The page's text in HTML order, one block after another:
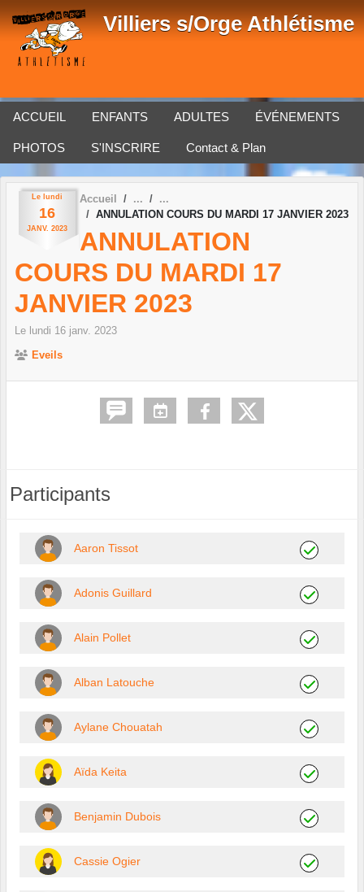
Villiers s/Orge Athlétisme
ACCUEIL ENFANTS ADULTES ÉVÉNEMENTS
PHOTOS S'INSCRIRE Contact & Plan
Le lundi
16
JANV. 2023
Accueil
ANNULATION COURS DU MARDI 17 JANVIER 2023
ANNULATION
COURS DU MARDI 17
JANVIER 2023
Le lundi 16 janv. 2023
Eveils
Participants
Aaron Tissot
Adonis Guillard
Alain Pollet
Alban Latouche
Aylane Chouatah
Aïda Keita
Benjamin Dubois
Cassie Ogier
Panneau de gestion des cookies